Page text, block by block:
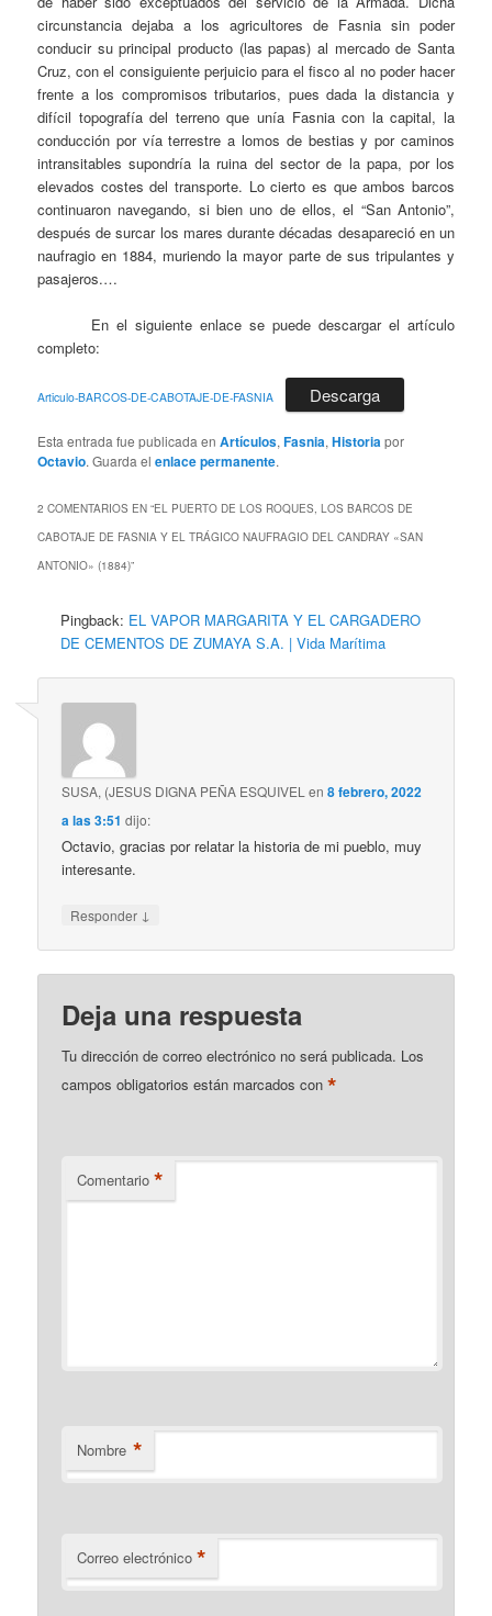
circunstancia dejaba a los agricultores de Fasnia sin poder
conducir su principal producto (las papas) al mercado de Santa
Cruz, con el consiguiente perjuicio para el fisco al no poder hacer
frente a los compromisos tributarios, pues dada la distancia y
difícil topografía del terreno que unía Fasnia con la capital, la
conducción por vía terrestre a lomos de bestias y por caminos
intransitables supondría la ruina del sector de la papa, por los
elevados costes del transporte. Lo cierto es que ambos barcos
continuaron navegando, si bien uno de ellos, el “San Antonio”,
después de surcar los mares durante décadas desapareció en un
naufragio en 1884, muriendo la mayor parte de sus tripulantes y
pasajeros.…
En el siguiente enlace se puede descargar el artículo
completo:
Articulo-BARCOS-DE-CABOTAJE-DE-FASNIA Descarga
Esta entrada fue publicada enArtículos,Fasnia,Historiapor
Octavio. Guarda elenlace permanente.
2 COMENTARIOS EN “EL PUERTO DE LOS ROQUES, LOS BARCOS DE
CABOTAJE DE FASNIA Y EL TRÁGICO NAUFRAGIO DEL CANDRAY «SAN
ANTONIO» (1884)”
Pingback: EL VAPOR MARGARITA Y EL CARGADERO
DE CEMENTOS DE ZUMAYA S.A. | Vida Marítima
SUSA, (JESUS DIGNA PEÑA ESQUIVEL en8 febrero, 2022
a las 3:51 dijo:
Octavio, gracias por relatar la historia de mi pueblo, muy
interesante.
Responder ↓
Deja una respuesta
Tu dirección de correo electrónico no será publicada. Los
campos obligatorios están marcados con*
Comentario *
Nombre *
Correo electrónico *